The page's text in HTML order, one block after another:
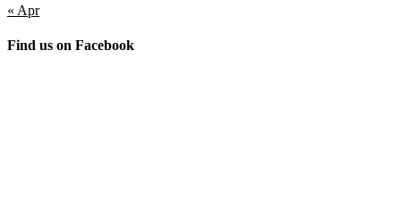
« Apr
Find us on Facebook